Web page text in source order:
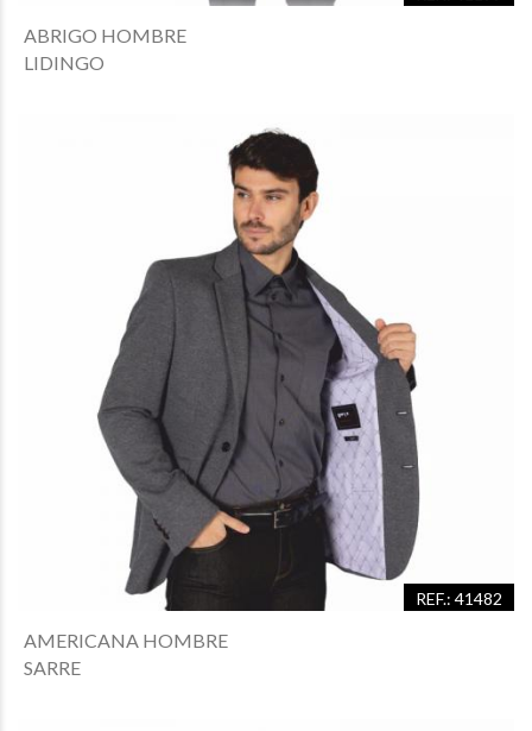
ABRIGO HOMBRE
LIDINGO
REF.: 41482
AMERICANA HOMBRE
SARRE